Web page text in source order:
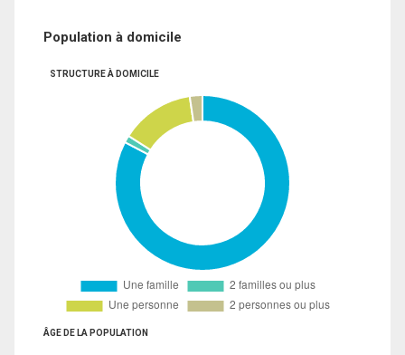
Population à domicile
STRUCTURE À DOMICILE
ÂGE DE LA POPULATION